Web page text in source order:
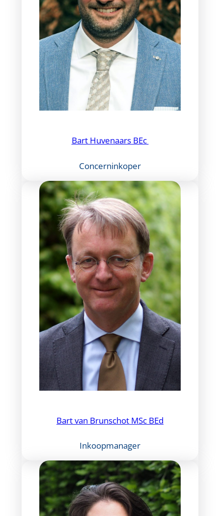
Bart Huvenaars BEc
Concerninkoper
Bart van Brunschot MSc BEd
Inkoopmanager